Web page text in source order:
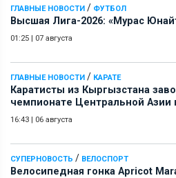
ГЛАВНЫЕ НОВОСТИ / ФУТБОЛ
Высшая Лига-2026: «Мурас
01:25 | 07 августа
ГЛАВНЫЕ НОВОСТИ / КАРАТЕ
Каратисты из Кыргызстана
чемпионате Центральной Азии
16:43 | 06 августа
СУПЕРНОВОСТЬ / ВЕЛОСПОРТ
Велосипедная гонка Apricot